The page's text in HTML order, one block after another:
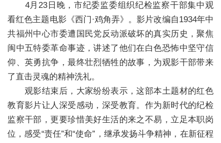
4月23日晚，市纪委监委组织纪检监察干部集中观
看红色主题电影《西门·鸡角弄》。影片改编自1934年中
共福州中心市委遭国民党反动派破坏的真实历史，聚焦
闽中五特委革命事迹，讲述了他们在白色恐怖中坚守信
仰、英勇抗争，最终壮烈牺牲的故事，为观影干部带来
了直击灵魂的精神洗礼。
观影结束后，大家纷纷表示，这部本土题材的红色
教育影片让人深受感动，深受教育。作为新时代的纪检
监察干部，更要珍惜美好生活的来之不易，立足本职岗
位，感受“责任”和“使命”，继承发扬斗争精神，在新征程